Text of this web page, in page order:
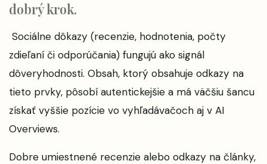
dobrý krok.
Sociálne dôkazy (recenzie, hodnotenia, počty
zdieľaní či odporúčania) fungujú ako signál
dôveryhodnosti. Obsah, ktorý obsahuje odkazy na
tieto prvky, pôsobí autentickejšie a má väčšiu šancu
získať vyššie pozície vo vyhľadávačoch aj v AI
Overviews.
Dobre umiestnené recenzie alebo odkazy na články,